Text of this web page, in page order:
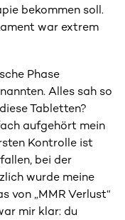
bekommen soll.
war extrem
Phase
Alles sah so
Tabletten?
aufgehört mein
Kontrolle ist
bei der
wurde meine
von „MMR Verlust“
mir klar: du